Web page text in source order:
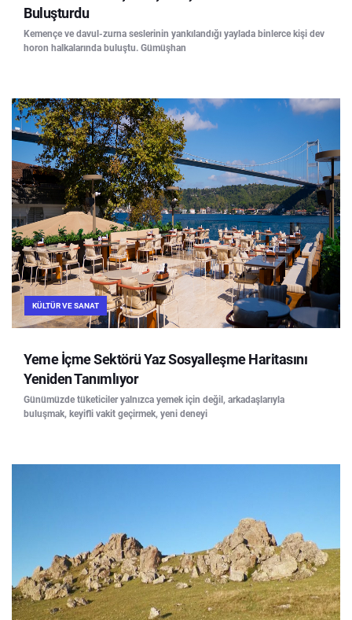
Buluşturdu
Kemençe ve davul-zurna seslerinin yankılandığı yaylada binlerce kişi dev
horon halkalarında buluştu. Gümüşhan
KÜLTÜR VE SANAT
Yeme İçme Sektörü Yaz Sosyalleşme Haritasını
Yeniden Tanımlıyor
Günümüzde tüketiciler yalnızca yemek için değil, arkadaşlarıyla
buluşmak, keyifli vakit geçirmek, yeni deneyi